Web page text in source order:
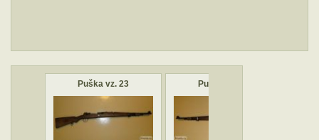
Puška vz. 23 Puška vz. 23